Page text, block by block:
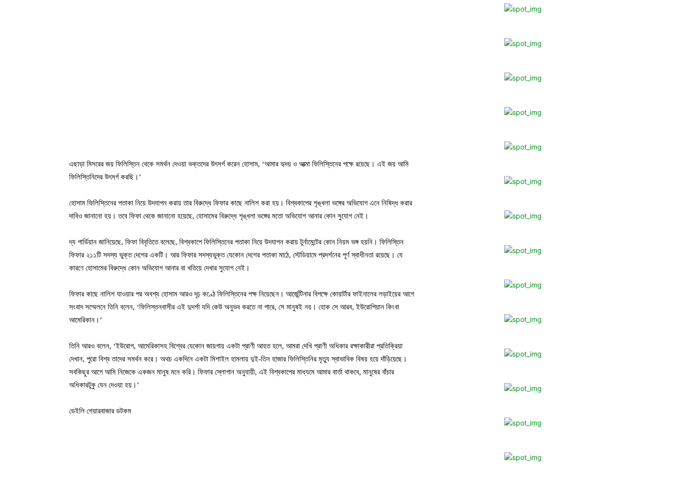
এছাড়া মিসরের জয় ফিলিস্তিন থেকে সমর্থন দেওয়া ভক্তদের উৎসর্গ করেন হোসাম, ‘আমার হৃদয় ও আত্মা ফিলিস্তিনের পক্ষে রয়েছে। এই জয় আমি
ফিলিস্তিনিদের উৎসর্গ করছি।’
হোসাম ফিলিস্তিনের পতাকা নিয়ে উদযাপন করায় তার বিরুদ্ধে ফিফার কাছে নালিশ করা হয়। বিশ্বকাপের শৃঙ্খলা ভঙ্গের অভিযোগ এনে নিষিদ্ধ করার
দাবিও জানানো হয়। তবে ফিফা থেকে জানানো হয়েছে, হোসামের বিরুদ্ধে শৃঙ্খলা ভঙ্গের মতো অভিযোগ আনার কোন সুযোগ নেই।
দ্য গার্ডিয়ান জানিয়েছে, ফিফা বিবৃতিতে বলেছে, বিশ্বকাপে ফিলিস্তিনের পতাকা নিয়ে উদযাপন করায় টুর্নামেন্টের কোন নিয়ম ভঙ্গ হয়নি। ফিলিস্তিন
ফিফার ২১১টি সদস্য ভুক্ত দেশের একটি। আর ফিফার সদস্যভুক্ত যেকোন দেশের পতাকা মাঠে, স্টেডিয়ামে প্রদর্শনের পূর্ণ স্বাধীনতা রয়েছে। যে
কারণে হোসামের বিরুদ্ধে কোন অভিযোগ আনার বা খতিয়ে দেখার সুযোগ নেই।
ফিফার কাছে নালিশ যাওয়ার পর অবশ্য হোসাম আরও দৃঢ় কণ্ঠে ফিলিস্তিনের পক্ষ নিয়েছেন। আর্জেন্টিনার বিপক্ষে কোয়ার্টার ফাইনালের লড়াইয়ের আগে
সংবাদ সম্মেলনে তিনি বলেন, ‘ফিলিস্তনবাসীর এই দুদর্শা যদি কেউ অনুভব করতে না পারে, সে মানুষই নয়। হোক সে আরব, ইউরোপিয়ান কিংবা
আমেরিকান।’
তিনি আরও বলেন, ‘ইউরোপ, আমেরিকাসহ বিশ্বের যেকোন জায়গায় একটা প্রাণী আহত হলে, আমরা দেখি প্রাণী অধিকার রক্ষাকারীরা প্রতিক্রিয়া
দেখান, পুরো বিশ্ব তাদের সমর্থন করে। অথচ একদিনে একটা মিশাইল হামলায় দুই-তিন হাজার ফিলিস্তিনির মৃত্যু স্বাভাবিক বিষয় হয়ে দাঁড়িয়েছে।
সবকিছুর আগে আমি নিজেকে একজন মানুষ মনে করি। ফিফার স্লোগান অনুযায়ী, এই বিশ্বকাপের মাধ্যমে আমার বার্তা থাকবে, মানুষের বাঁচার
অধিকারটুকু যেন দেওয়া হয়।’
ডেইলি শেয়ারবাজার ডটকম